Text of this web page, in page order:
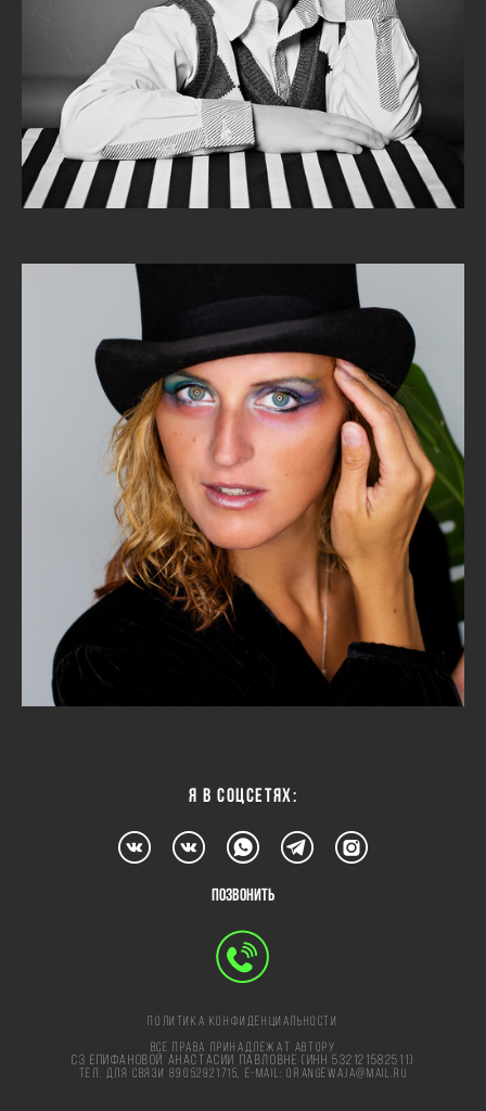
Я в соцсетях:
позвонить
Политика Конфиденциальности
Все права принадлежат автору
СЗ ЕпифановОЙ АнастасиИ ПавловнЕ (ИНН 532121582511)
тел. для связи 89052921715, e-mail: orangewaja@mail.ru